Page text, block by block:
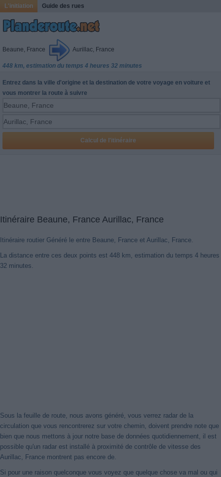
L'initiation Guide des rues
Beaune, France Aurillac, France
448 km, estimation du temps 4 heures 32 minutes
Entrez dans la ville d'origine et la destination de votre voyage en voiture et
vous montrer la route à suivre
Itinéraire Beaune, France Aurillac, France
Itinéraire routier Généré le entre Beaune, France et Aurillac, France.
La distance entre ces deux points est 448 km, estimation du temps 4 heures
32 minutes.
Sous la feuille de route, nous avons généré, vous verrez radar de la
circulation que vous rencontrerez sur votre chemin, doivent prendre note que
bien que nous mettons à jour notre base de données quotidiennement, il est
possible qu'un radar est installé à proximité de contrôle de vitesse des
Aurillac, France montrent pas encore de.
Si pour une raison quelconque vous voyez que quelque chose va mal ou qui